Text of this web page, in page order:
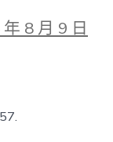
8 月 9 日